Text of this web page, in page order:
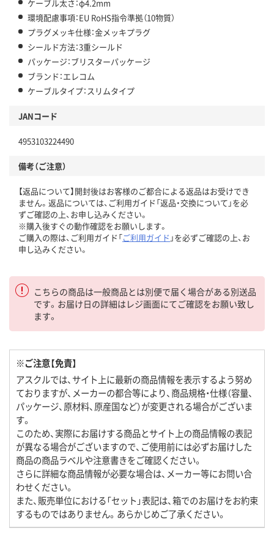
ケーブル太さ：φ4.2mm
環境配慮事項：EU RoHS指令準拠（10物質）
プラグメッキ仕様：金メッキプラグ
シールド方法：3重シールド
パッケージ：ブリスターパッケージ
ブランド：エレコム
ケーブルタイプ：スリムタイプ
JANコード
4953103224490
備考（ご注意）
【返品について】開封後はお客様のご都合による返品はお受けでき
ません。返品については、ご利用ガイド「返品・交換について」を必
ずご確認の上、お申し込みください。
※購入後すぐの動作確認をお願いします。
ご購入の際は、ご利用ガイド「ご利用ガイド 」を必ずご確認の上、お
申し込みください。
こちらの商品は一般商品とは別便で届く場合がある別送品
です。お届け日の詳細はレジ画面にてご確認をお願い致し
ます。
※ご注意【免責】
アスクルでは、サイト上に最新の商品情報を表示するよう努め
ておりますが、メーカーの都合等により、商品規格・仕様（容量、
パッケージ、原材料、原産国など）が変更される場合がございま
す。
このため、実際にお届けする商品とサイト上の商品情報の表記
が異なる場合がございますので、ご使用前には必ずお届けした
商品の商品ラベルや注意書きをご確認ください。
さらに詳細な商品情報が必要な場合は、メーカー等にお問い合
わせください。
また、販売単位における「セット」表記は、箱でのお届けをお約束
するものではありません。あらかじめご了承ください。